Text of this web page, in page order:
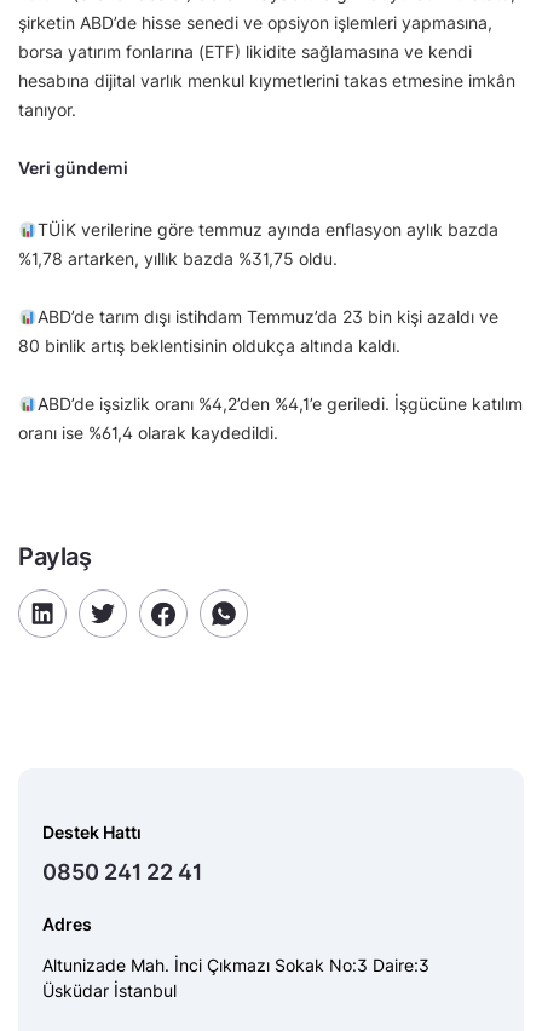
şirketin ABD’de hisse senedi ve opsiyon işlemleri yapmasına,
borsa yatırım fonlarına (ETF) likidite sağlamasına ve kendi
hesabına dijital varlık menkul kıymetlerini takas etmesine imkân
tanıyor.
Veri gündemi
TÜİK verilerine göre temmuz ayında enflasyon aylık bazda
%1,78 artarken, yıllık bazda %31,75 oldu.
ABD’de tarım dışı istihdam Temmuz’da 23 bin kişi azaldı ve
80 binlik artış beklentisinin oldukça altında kaldı.
ABD’de işsizlik oranı %4,2’den %4,1’e geriledi. İşgücüne katılım
oranı ise %61,4 olarak kaydedildi.
Paylaş
Destek Hattı
0850 241 22 41
Adres
Altunizade Mah. İnci Çıkmazı Sokak No:3 Daire:3
Üsküdar İstanbul